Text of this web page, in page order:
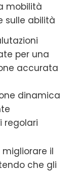
mobilità
sulle abilità
per una
accurata
dinamica
regolari
il
che gli